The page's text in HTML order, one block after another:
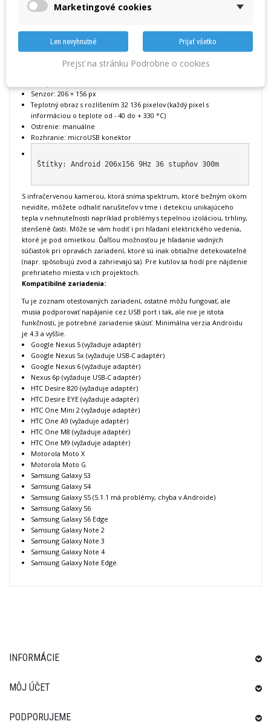
Teplota priamo na displeji
Teplotný rozdiel najchladnejšej a najteplejšej oblasti
Nezávislosť na osvetlení (pracuje vo dne i v noci)
Teplotný rozsah od -40°C do +330 °C
Senzor: 206 × 156 px
Teplotný obraz s rozlíšením 32 136 pixelov (každý pixel s
informáciou o teplote od - 40 do + 330 °C)
Ostrenie: manuálne
Rozhranie: microUSB konektor
Štítky: Android 206x156 9Hz 36 stupňov 300m
S infračervenou kamerou, ktorá sníma spektrum, ktoré bežným okom
nevidíte, môžete odhaliť narušiteľov v tme i detekciu unikajúceho
tepla v nehnuteľnosti napríklad problémy s tepelnou izoláciou, trhliny,
stenšené časti. Môže se vám hodiť i pri hľadaní elektrického vedenia,
ktoré je pod omietkou. Ďaľšou možnosťou je hľadanie vadných
súčiastok pri opravách zariadení, ktoré sú inak obtiažne detekovateľné
(napr. spôsobujú zvod a zahrievajú sa). Pre kutilov sa hodí pre nájdenie
prehriateho miesta v ich projektoch.
Kompatibilné zariadenia:
Tu je zoznam otestovaných zariadení, ostatné môžu fungovať, ale
musia podporovať napájanie cez USB port i tak, ale nie je istota
funkčnosti, je potrebné zariadenie skúsiť. Minimálna verzia Androidu
je 4.3 a vyššie.
Google Nexus 5 (vyžaduje adaptér)
Google Nexus 5x (vyžaduje USB-C adaptér)
Google Nexus 6 (vyžaduje adaptér)
Nexus 6p (vyžaduje USB-C adaptér)
HTC Desire 820 (vyžaduje adaptér)
HTC Desire EYE (vyžaduje adaptér)
HTC One Mini 2 (vyžaduje adaptér)
HTC One A9 (vyžaduje adaptér)
HTC One M8 (vyžaduje adaptér)
HTC One M9 (vyžaduje adaptér)
Motorola Moto X
Motorola Moto G
Samsung Galaxy S3
Samsung Galaxy S4
Samsung Galaxy S5 (5.1.1 má problémy, chyba v Androide)
Samsung Galaxy S6
Samsung Galaxy S6 Edge
Samsung Galaxy Note 2
Samsung Galaxy Note 3
Samsung Galaxy Note 4
Samsung Galaxy Note Edge
INFORMÁCIE
MÔJ ÚČET
PODPORUJEME
Marketingové cookies
Len nevyhnutné Prijať všetko
Prejsť na stránku Podrobne o cookies